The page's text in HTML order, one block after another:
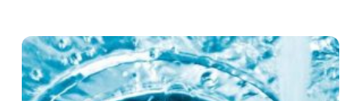
virksomhe...